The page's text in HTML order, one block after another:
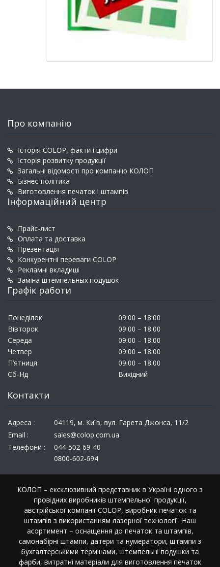
Про компанію
Історія COLOP, факти і цифри
Історія розвитку продукції
Загальні відомості про компанію КОЛОП
Бізнес-політика
Виготовлення печаток і штампів
Інформаційний центр
Прайс-лист
Оплата та доставка
Презентація
Конкурентні переваги COLOP
Рекламні вкладиші
Заміна штемпельных подушок
Графік работи
Понеділок
09:00 – 18:00
Вівторок
09:00 – 18:00
Середа
09:00 – 18:00
Четвер
09:00 – 18:00
П’ятниця
09:00 – 18:00
Сб-Нд
Вихідний
Контакти
Адреса :
04119, м. Київ, вул. Гарета Джонса, 11/2
Email :
sales@colop.com.ua
Телефони :
044-502-69-40
0800-602-694
КОЛОП – ексклюзивний представник в Україні одного з
провідних виробників штемпельної продукції,
австрійської компанії COLOP, виробник печаток та
штампів з використанням лазерної технології. Наш
асортимент – оснащення до печаток та штампів,
самонабірні штампи, датери та нумератори, штампи з
бухгалтерськими термінами, штемпельні подушки та
фарби, витратні матеріали для виготовлення печаток